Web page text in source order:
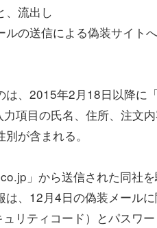
、流出し
の送信による偽装サイト
、2015年2月18日以降に
項目の氏名、住所、注文
が含まれる。
」から送信された同社
、12月4日の偽装メール
リティコード）とパスワ